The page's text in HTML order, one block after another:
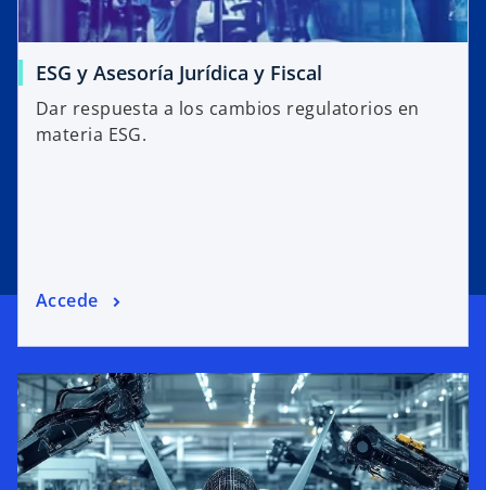
ESG y Asesoría Jurídica y Fiscal
Dar respuesta a los cambios regulatorios en
materia ESG.
Accede